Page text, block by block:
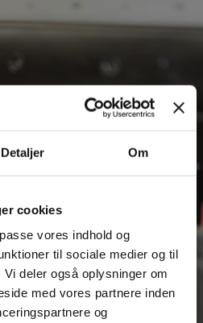
Detaljer Om
cookies
vores indhold og
til sociale medier og til
deler også oplysninger om
med vores partnere inden
og
smed i København
på 43 64 68 25